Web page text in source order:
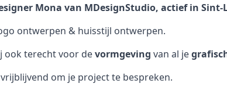
Mona van MDesignStudio, actief in Sint-
ontwerpen & huisstijl ontwerpen.
ook terecht voor devormgeving van al je
vrijblijvend om je project te bespreken.